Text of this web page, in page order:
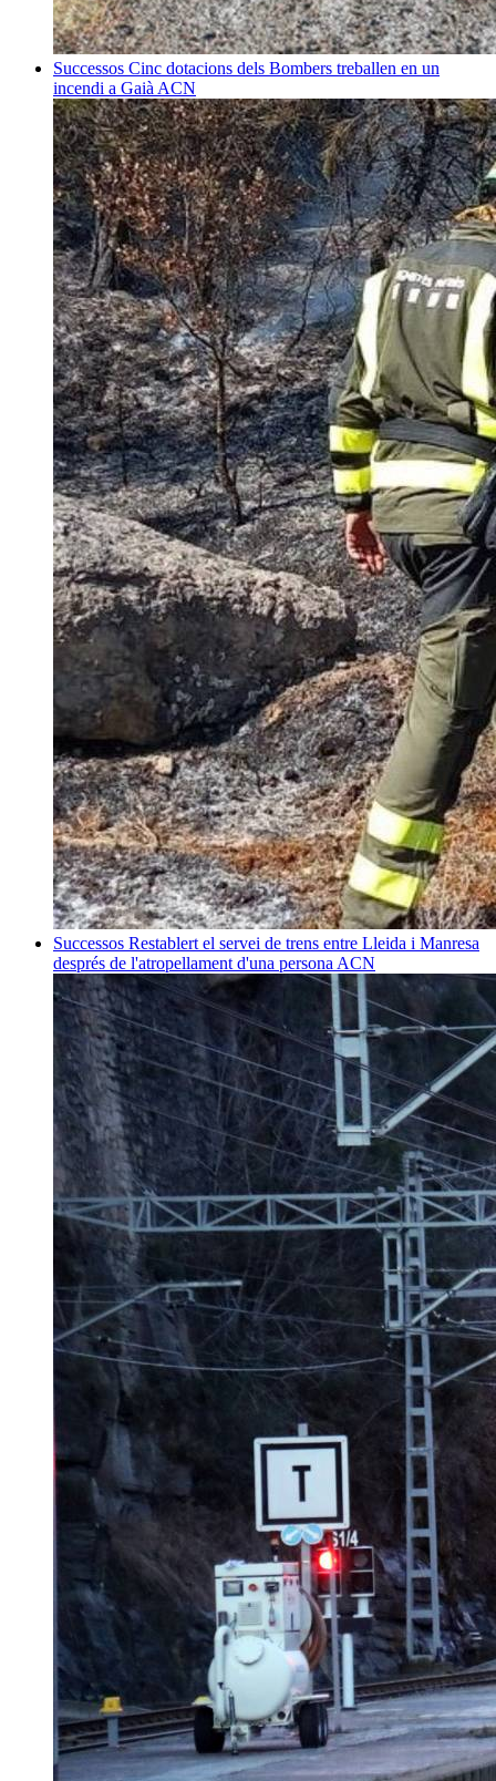
Successos Cinc dotacions dels Bombers treballen en un
incendi a Gaià ACN
Successos Restablert el servei de trens entre Lleida i Manresa
després de l'atropellament d'una persona ACN